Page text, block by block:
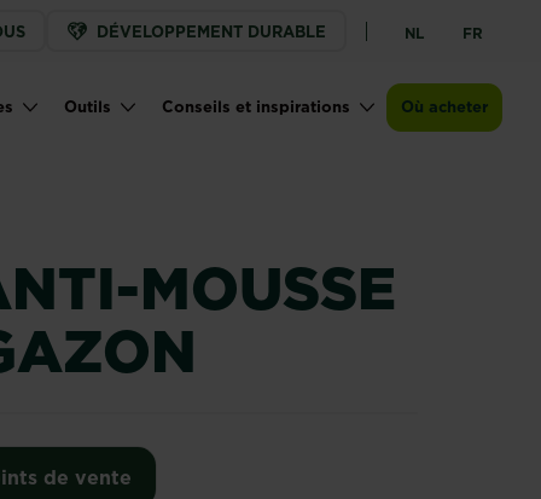
DÉVELOPPEMENT DURABLE NL FR
Outils Conseils et inspirations Où acheter
MOUSSE
de vente
Points de vente